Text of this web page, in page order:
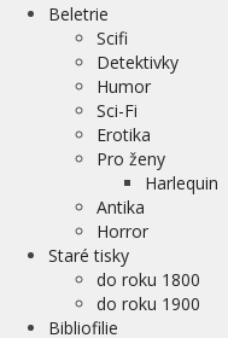
Beletrie
Scifi
Detektivky
Humor
Sci-Fi
Erotika
Pro ženy
Harlequin
Antika
Horror
Staré tisky
do roku 1800
do roku 1900
Bibliofilie